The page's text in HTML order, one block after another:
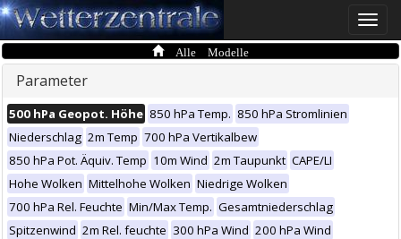
Toggle
Alle Modelle
Parameter
500 hPa Geopot. Höhe 850 hPa Temp. 850 hPa Stromlinien
Niederschlag 2m Temp 700 hPa Vertikalbew
850 hPa Pot. Äquiv. Temp 10m Wind 2m Taupunkt CAPE/LI
Hohe Wolken Mittelhohe Wolken Niedrige Wolken
700 hPa Rel. Feuchte Min/Max Temp. Gesamtniederschlag
Spitzenwind 2m Rel. feuchte 300 hPa Wind 200 hPa Wind